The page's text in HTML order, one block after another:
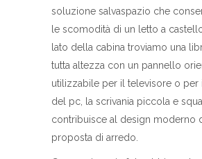
soluzione salvaspazio che
le scomodità di un letto a
lato della cabina troviamo una
tutta altezza con un pannello
utilizzabile per il televisore o per
del pc, la scrivania piccola e
contribuisce al design moderno
proposta di arredo.